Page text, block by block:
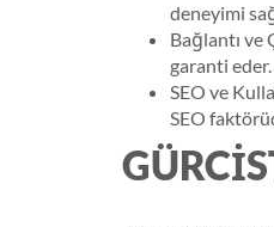
deneyimi
Bağlantı ve
garanti eder.
SEO ve
SEO